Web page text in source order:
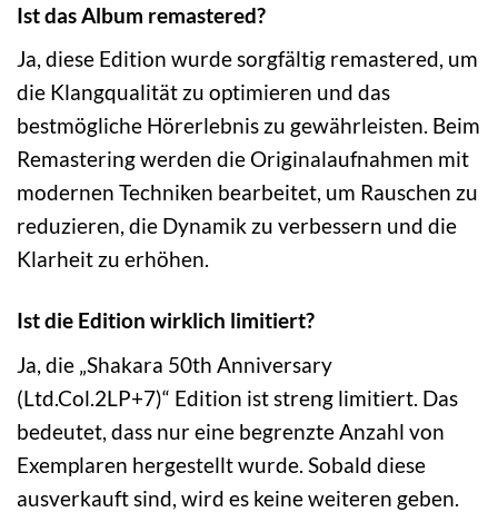
Ist das Album remastered?
Ja, diese Edition wurde sorgfältig remastered, um
die Klangqualität zu optimieren und das
bestmögliche Hörerlebnis zu gewährleisten. Beim
Remastering werden die Originalaufnahmen mit
modernen Techniken bearbeitet, um Rauschen zu
reduzieren, die Dynamik zu verbessern und die
Klarheit zu erhöhen.
Ist die Edition wirklich limitiert?
Ja, die „Shakara 50th Anniversary
(Ltd.Col.2LP+7)“ Edition ist streng limitiert. Das
bedeutet, dass nur eine begrenzte Anzahl von
Exemplaren hergestellt wurde. Sobald diese
ausverkauft sind, wird es keine weiteren geben.